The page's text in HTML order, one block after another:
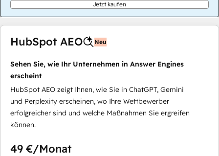
Jetzt kaufen
HubSpot AEO Neu
Sehen Sie, wie Ihr Unternehmen in Answer Engines
erscheint
HubSpot AEO zeigt Ihnen, wie Sie in ChatGPT, Gemini
und Perplexity erscheinen, wo Ihre Wettbewerber
erfolgreicher sind und welche Maßnahmen Sie ergreifen
können.
49 €/Monat